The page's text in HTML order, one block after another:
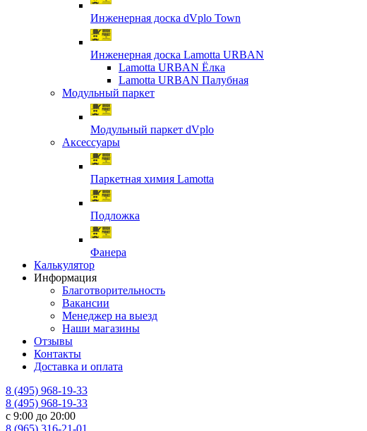
Инженерная доска dVplo Town
Инженерная доска Lamotta URBAN
Lamotta URBAN Ёлка
Lamotta URBAN Палубная
Модульный паркет
Модульный паркет dVplo
Аксессуары
Паркетная химия Lamotta
Подложка
Фанера
Калькулятор
Информация
Благотворительность
Вакансии
Менеджер на выезд
Наши магазины
Отзывы
Контакты
Доставка и оплата
8 (495) 968-19-33
8 (495) 968-19-33
с 9:00 до 20:00
8 (965) 316-21-01